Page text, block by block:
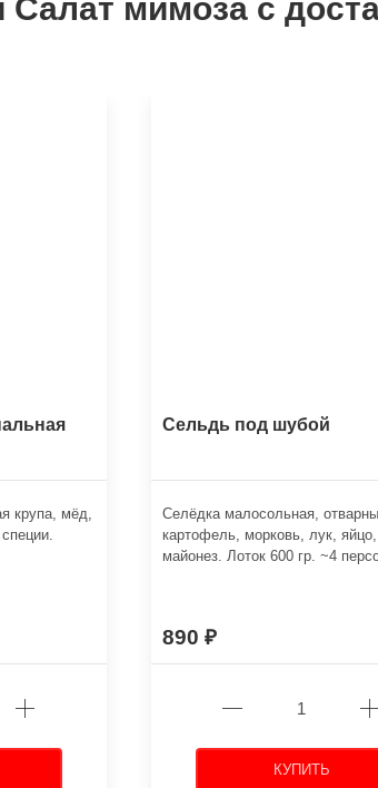
мимоза с
крупа, мёд,
Сельдь под шубой
Селёдка малосольная,
картофель, морковь, лук, яйцо,
майонез. Лоток 600 гр. ~4
890
КУПИТЬ